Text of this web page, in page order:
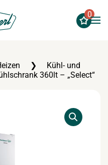
0
Kühl- und
360lt – „Select“